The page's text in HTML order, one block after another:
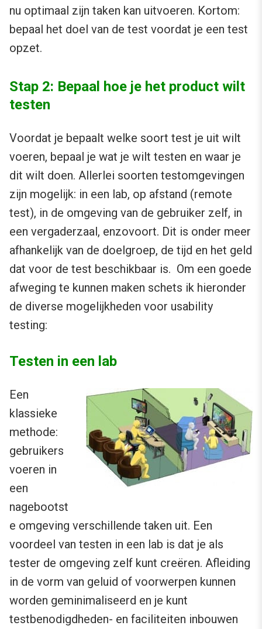
nu optimaal zijn taken kan uitvoeren. Kortom:
bepaal het doel van de test voordat je een test
opzet.
Stap 2: Bepaal hoe je het product wilt
testen
Voordat je bepaalt welke soort test je uit wilt
voeren, bepaal je wat je wilt testen en waar je
dit wilt doen. Allerlei soorten testomgevingen
zijn mogelijk: in een lab, op afstand (remote
test), in de omgeving van de gebruiker zelf, in
een vergaderzaal, enzovoort. Dit is onder meer
afhankelijk van de doelgroep, de tijd en het geld
dat voor de test beschikbaar is. Om een goede
afweging te kunnen maken schets ik hieronder
de diverse mogelijkheden voor usability
testing:
Testen in een lab
Een
klassieke
methode:
gebruikers
voeren in
een
nagebootst
e omgeving verschillende taken uit. Een
voordeel van testen in een lab is dat je als
tester de omgeving zelf kunt creëren. Afleiding
in de vorm van geluid of voorwerpen kunnen
worden geminimaliseerd en je kunt
testbenodigdheden- en faciliteiten inbouwen